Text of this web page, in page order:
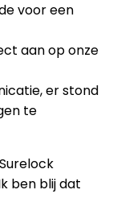
voor een
aan op onze
er stond
te
ben blij dat